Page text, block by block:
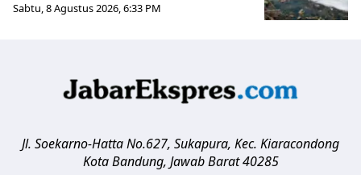
Sabtu, 8 Agustus 2026, 6:33 PM
Jl. Soekarno-Hatta No.627, Sukapura, Kec. Kiaracondong
Kota Bandung, Jawab Barat 40285